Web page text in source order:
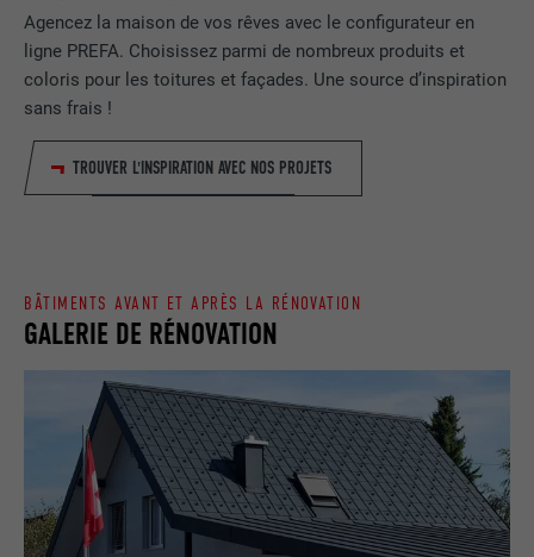
Agencez la maison de vos rêves avec le configurateur en
ligne PREFA. Choisissez parmi de nombreux produits et
coloris pour les toitures et façades. Une source d’inspiration
sans frais !
TROUVER L'INSPIRATION AVEC NOS PROJETS
GALERIE DE RÉNOVATION
BÂTIMENTS AVANT ET APRÈS LA RÉNOVATION
UTILITÉ
Enregistre un identifiant unique utilisé
pour générer des données statistiques
sur la manière dont l'utilisateur utilise le
site Internet.
NOM _gaexp
Est placé afin de tester si le navigateur
contient aucun élément d'identification.
FOURNISSEUR ads.linkedin.com
EXPIRATION
UTILITÉ
Enregistre la langue choisie par
EXPIRATION Session
UTILITÉ
Utilisé par LinkedIn lorsqu'un site
Internet contient une fenêtre « Suivez-
nous » intégrée.